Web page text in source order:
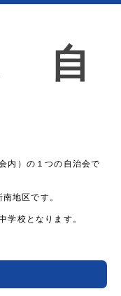
自
内）の１つの自治会で
地区です。
学校となります。